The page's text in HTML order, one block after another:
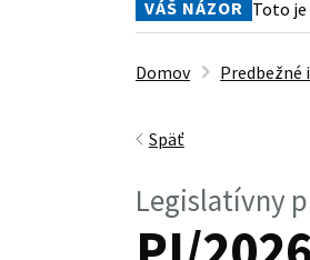
VÁŠ NÁZOR Toto je